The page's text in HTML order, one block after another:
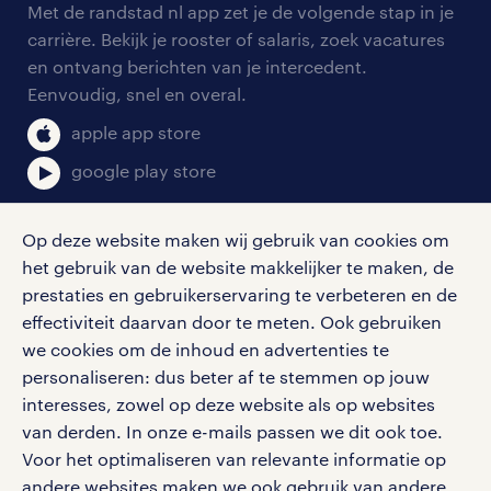
Op deze website maken wij gebruik van cookies om
het gebruik van de website makkelijker te maken, de
prestaties en gebruikerservaring te verbeteren en de
effectiviteit daarvan door te meten. Ook gebruiken
we cookies om de inhoud en advertenties te
personaliseren: dus beter af te stemmen op jouw
interesses, zowel op deze website als op websites
van derden. In onze e-mails passen we dit ook toe.
Voor het optimaliseren van relevante informatie op
andere websites maken we ook gebruik van andere
personeel gezocht
aanmelden nieuwsbrief
blogs en artikelen
salarischecker
bruto-netto calculator
onze vestigingen
pers
klachten en misstanden
Met de randstad nl app zet je de volgende stap in je
carrière. Bekijk je rooster of salaris, zoek vacatures
en ontvang berichten van je intercedent.
Eenvoudig, snel en overal.
apple app store
google play store
social media
Volg ons voor de leukste content omtrent
vacatures, solliciteren en inspiratie.
werken bij randstad